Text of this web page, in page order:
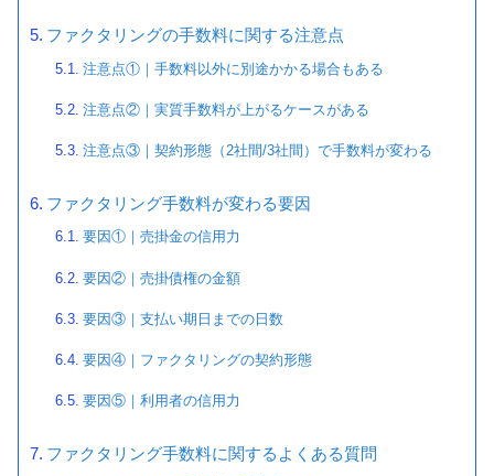
ファクタリングの手数料に関する注意点
注意点①｜手数料以外に別途かかる場合もある
注意点②｜実質手数料が上がるケースがある
注意点③｜契約形態（2社間/3社間）で手数料が変わる
ファクタリング手数料が変わる要因
要因①｜売掛金の信用力
要因②｜売掛債権の金額
要因③｜支払い期日までの日数
要因④｜ファクタリングの契約形態
要因⑤｜利用者の信用力
ファクタリング手数料に関するよくある質問